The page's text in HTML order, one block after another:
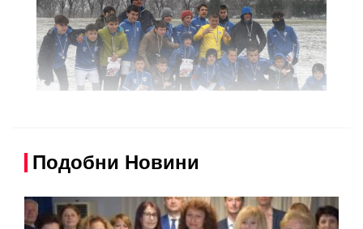
Подобни Новини